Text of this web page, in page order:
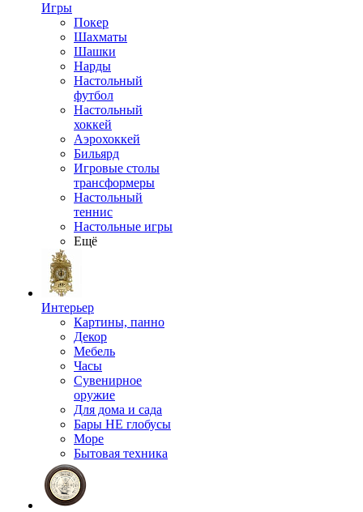
Игры
Покер
Шахматы
Шашки
Нарды
Настольный
футбол
Настольный
хоккей
Аэрохоккей
Бильярд
Игровые столы
трансформеры
Настольный
теннис
Настольные игры
Ещё
Интерьер
Картины, панно
Декор
Мебель
Часы
Сувенирное
оружие
Для дома и сада
Бары НЕ глобусы
Море
Бытовая техника